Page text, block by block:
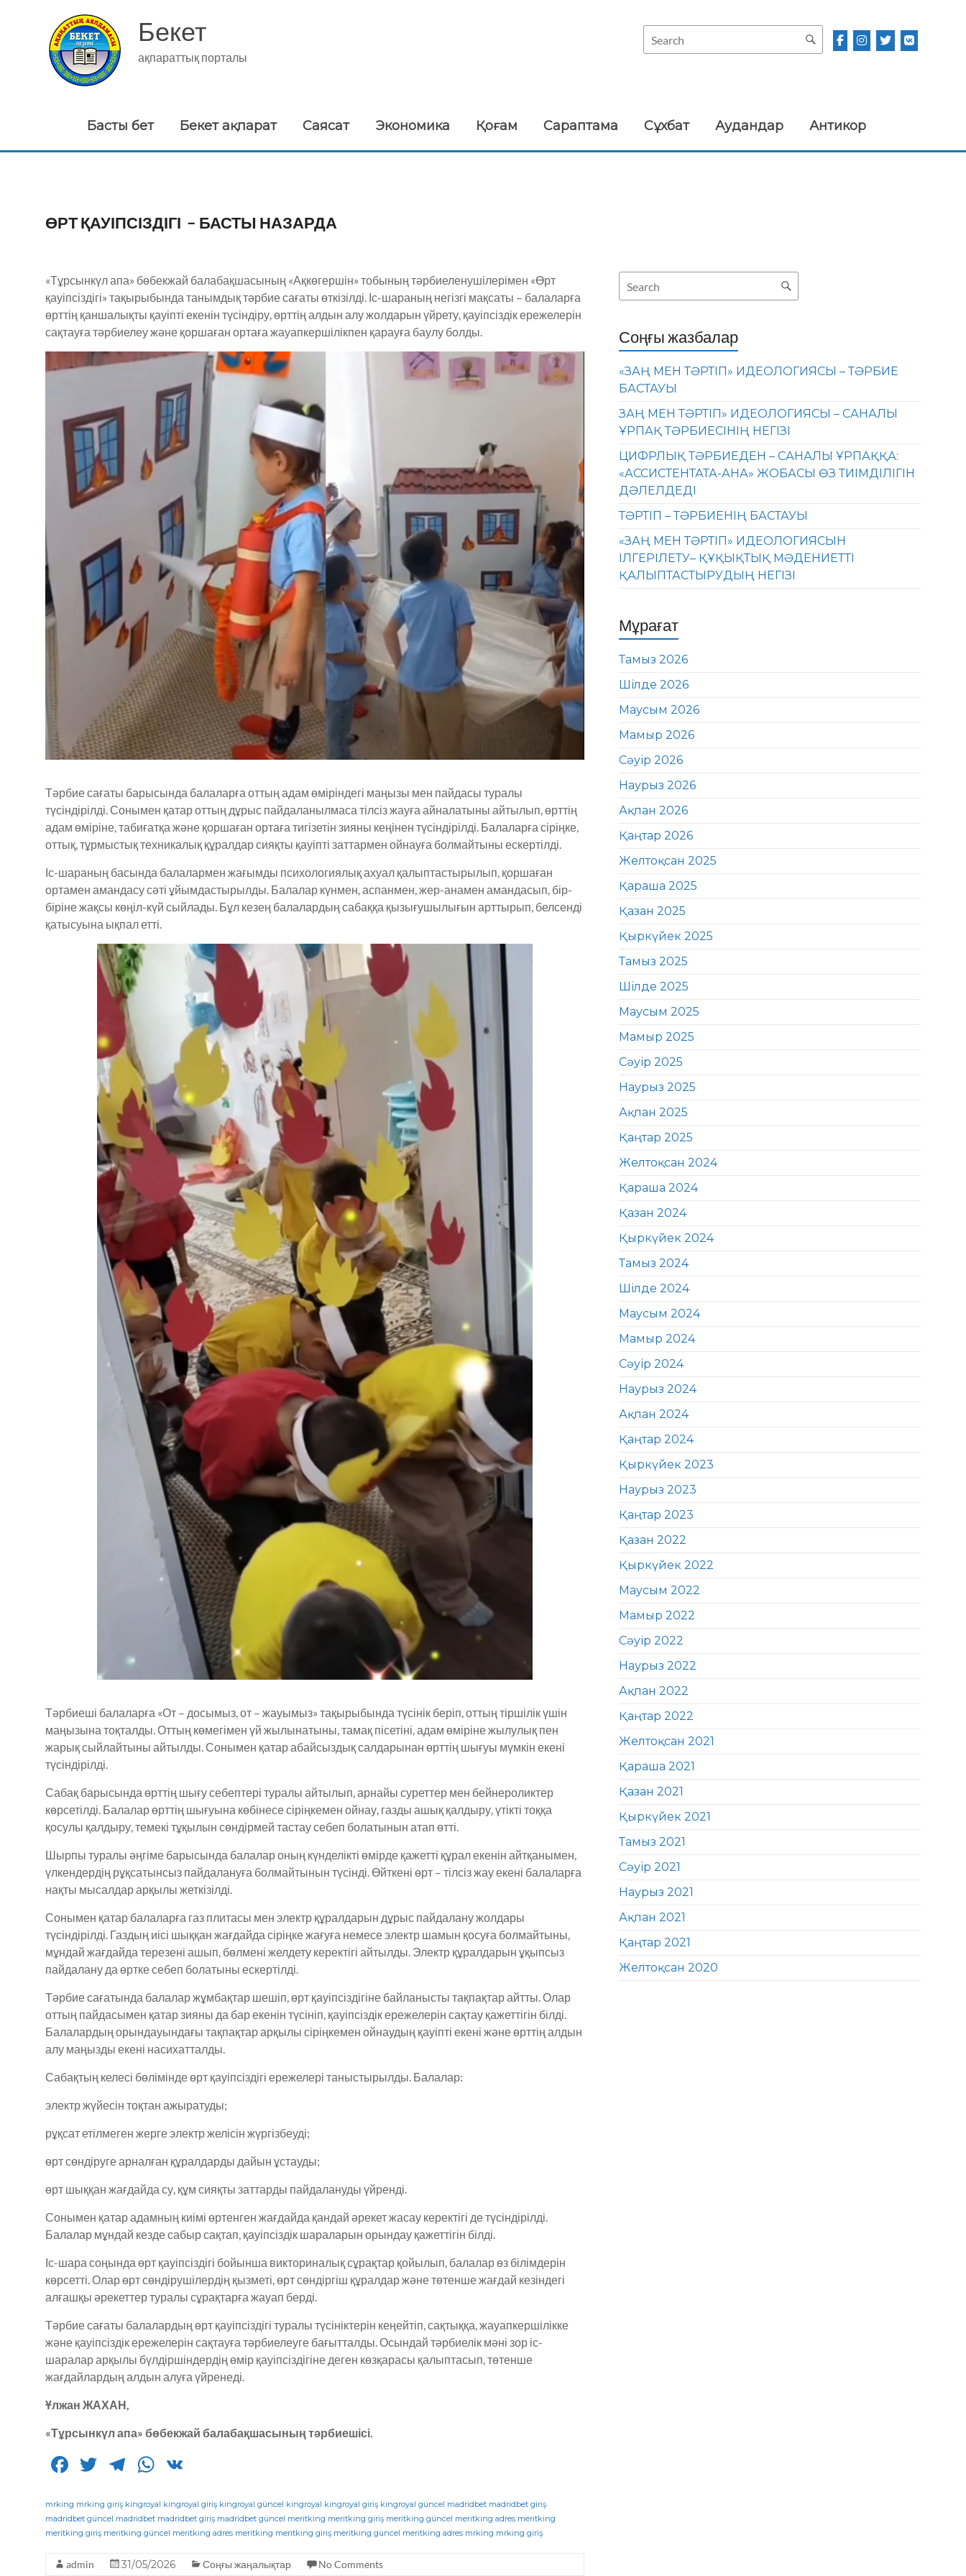
Бекет
ақпараттық порталы
Басты бет Бекет ақпарат Саясат Экономика Қоғам Сараптама Сұхбат Аудандар Антикор
ӨРТ ҚАУІПСІЗДІГІ – БАСТЫ НАЗАРДА
«Тұрсынкүл апа» бөбекжай балабақшасының «Ақкөгершін» тобының тәрбиеленушілерімен «Өрт
қауіпсіздігі» тақырыбында танымдық тәрбие сағаты өткізілді. Іс-шараның негізгі мақсаты – балаларға
өрттің қаншалықты қауіпті екенін түсіндіру, өрттің алдын алу жолдарын үйрету, қауіпсіздік ережелерін
сақтауға тәрбиелеу және қоршаған ортаға жауапкершілікпен қарауға баулу болды.
Тәрбие сағаты барысында балаларға оттың адам өміріндегі маңызы мен пайдасы туралы
түсіндірілді. Сонымен қатар оттың дұрыс пайдаланылмаса тілсіз жауға айналатыны айтылып, өрттің
адам өміріне, табиғатқа және қоршаған ортаға тигізетін зияны кеңінен түсіндірілді. Балаларға сіріңке,
оттық, тұрмыстық техникалық құралдар сияқты қауіпті заттармен ойнауға болмайтыны ескертілді.
Іс-шараның басында балалармен жағымды психологиялық ахуал қалыптастырылып, қоршаған
ортамен амандасу сәті ұйымдастырылды. Балалар күнмен, аспанмен, жер-анамен амандасып, бір-
біріне жақсы көңіл-күй сыйлады. Бұл кезең балалардың сабаққа қызығушылығын арттырып, белсенді
қатысуына ықпал етті.
Тәрбиеші балаларға «От – досымыз, от – жауымыз» тақырыбында түсінік беріп, оттың тіршілік үшін
маңызына тоқталды. Оттың көмегімен үй жылынатыны, тамақ пісетіні, адам өміріне жылулық пен
жарық сыйлайтыны айтылды. Сонымен қатар абайсыздық салдарынан өрттің шығуы мүмкін екені
түсіндірілді.
Сабақ барысында өрттің шығу себептері туралы айтылып, арнайы суреттер мен бейнероликтер
көрсетілді. Балалар өрттің шығуына көбінесе сіріңкемен ойнау, газды ашық қалдыру, үтікті тоққа
қосулы қалдыру, темекі тұқылын сөндірмей тастау себеп болатынын атап өтті.
Шырпы туралы әңгіме барысында балалар оның күнделікті өмірде қажетті құрал екенін айтқанымен,
үлкендердің рұқсатынсыз пайдалануға болмайтынын түсінді. Өйткені өрт – тілсіз жау екені балаларға
нақты мысалдар арқылы жеткізілді.
Сонымен қатар балаларға газ плитасы мен электр құралдарын дұрыс пайдалану жолдары
түсіндірілді. Газдың иісі шыққан жағдайда сіріңке жағуға немесе электр шамын қосуға болмайтыны,
мұндай жағдайда терезені ашып, бөлмені желдету керектігі айтылды. Электр құралдарын ұқыпсыз
пайдалану да өртке себеп болатыны ескертілді.
Тәрбие сағатында балалар жұмбақтар шешіп, өрт қауіпсіздігіне байланысты тақпақтар айтты. Олар
оттың пайдасымен қатар зияны да бар екенін түсініп, қауіпсіздік ережелерін сақтау қажеттігін білді.
Балалардың орындауындағы тақпақтар арқылы сіріңкемен ойнаудың қауіпті екені және өрттің алдын
алу маңызды екені насихатталды.
Сабақтың келесі бөлімінде өрт қауіпсіздігі ережелері таныстырылды. Балалар:
электр жүйесін тоқтан ажыратуды;
рұқсат етілмеген жерге электр желісін жүргізбеуді;
өрт сөндіруге арналған құралдарды дайын ұстауды;
өрт шыққан жағдайда су, құм сияқты заттарды пайдалануды үйренді.
Сонымен қатар адамның киімі өртенген жағдайда қандай әрекет жасау керектігі де түсіндірілді.
Балалар мұндай кезде сабыр сақтап, қауіпсіздік шараларын орындау қажеттігін білді.
Іс-шара соңында өрт қауіпсіздігі бойынша викториналық сұрақтар қойылып, балалар өз білімдерін
көрсетті. Олар өрт сөндірушілердің қызметі, өрт сөндіргіш құралдар және төтенше жағдай кезіндегі
алғашқы әрекеттер туралы сұрақтарға жауап берді.
Тәрбие сағаты балалардың өрт қауіпсіздігі туралы түсініктерін кеңейтіп, сақтыққа, жауапкершілікке
және қауіпсіздік ережелерін сақтауға тәрбиелеуге бағытталды. Осындай тәрбиелік мәні зор іс-
шаралар арқылы бүлдіршіндердің өмір қауіпсіздігіне деген көзқарасы қалыптасып, төтенше
жағдайлардың алдын алуға үйренеді.
Ұлжан ЖАХАН,
«Тұрсынкүл апа» бөбекжай балабақшасының тәрбиешісі.
F
c
e
b
T
it
te
T
e
g
ra
W
a
ts
A
mrking mrking giriş kingroyal kingroyal giriş kingroyal güncel kingroyal kingroyal giriş kingroyal güncel madridbet madridbet giriş
madridbet güncel madridbet madridbet giriş madridbet güncel meritking meritking giriş meritking güncel meritking adres meritking
meritking giriş meritking güncel meritking adres meritking meritking giriş meritking güncel meritking adres mrking mrking giriş
admin 31/05/2026 Соңғы жаңалықтар No Comments
Соңғы жазбалар
«ЗАҢ МЕН ТӘРТІП» ИДЕОЛОГИЯСЫ – ТӘРБИЕ
БАСТАУЫ
ЗАҢ МЕН ТӘРТІП» ИДЕОЛОГИЯСЫ – САНАЛЫ
ҰРПАҚ ТӘРБИЕСІНІҢ НЕГІЗІ
ЦИФРЛЫҚ ТӘРБИЕДЕН – САНАЛЫ ҰРПАҚҚА:
«АССИСТЕНТАТА-АНА» ЖОБАСЫ ӨЗ ТИІМДІЛІГІН
ДӘЛЕЛДЕДІ
ТӘРТІП – ТӘРБИЕНІҢ БАСТАУЫ
«ЗАҢ МЕН ТӘРТІП» ИДЕОЛОГИЯСЫН
ІЛГЕРІЛЕТУ– ҚҰҚЫҚТЫҚ МӘДЕНИЕТТІ
ҚАЛЫПТАСТЫРУДЫҢ НЕГІЗІ
Мұрағат
Тамыз 2026
Шілде 2026
Маусым 2026
Мамыр 2026
Сәуір 2026
Наурыз 2026
Ақпан 2026
Қаңтар 2026
Желтоқсан 2025
Қараша 2025
Қазан 2025
Қыркүйек 2025
Тамыз 2025
Шілде 2025
Маусым 2025
Мамыр 2025
Сәуір 2025
Наурыз 2025
Ақпан 2025
Қаңтар 2025
Желтоқсан 2024
Қараша 2024
Қазан 2024
Қыркүйек 2024
Тамыз 2024
Шілде 2024
Маусым 2024
Мамыр 2024
Сәуір 2024
Наурыз 2024
Ақпан 2024
Қаңтар 2024
Қыркүйек 2023
Наурыз 2023
Қаңтар 2023
Қазан 2022
Қыркүйек 2022
Маусым 2022
Мамыр 2022
Сәуір 2022
Наурыз 2022
Ақпан 2022
Қаңтар 2022
Желтоқсан 2021
Қараша 2021
Қазан 2021
Қыркүйек 2021
Тамыз 2021
Сәуір 2021
Наурыз 2021
Ақпан 2021
Қаңтар 2021
Желтоқсан 2020